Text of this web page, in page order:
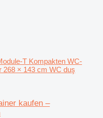
T Kompakten WC-
268 × 143 cm WC duş
kaufen –